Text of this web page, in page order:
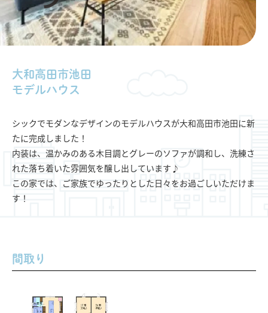
大和高田市池田
モデルハウス
シックでモダンなデザインのモデルハウスが大和高田市池田に新
たに完成しました！
内装は、温かみのある木目調とグレーのソファが調和し、洗練さ
れた落ち着いた雰囲気を醸し出しています♪
この家では、ご家族でゆったりとした日々をお過ごしいただけま
す！
間取り